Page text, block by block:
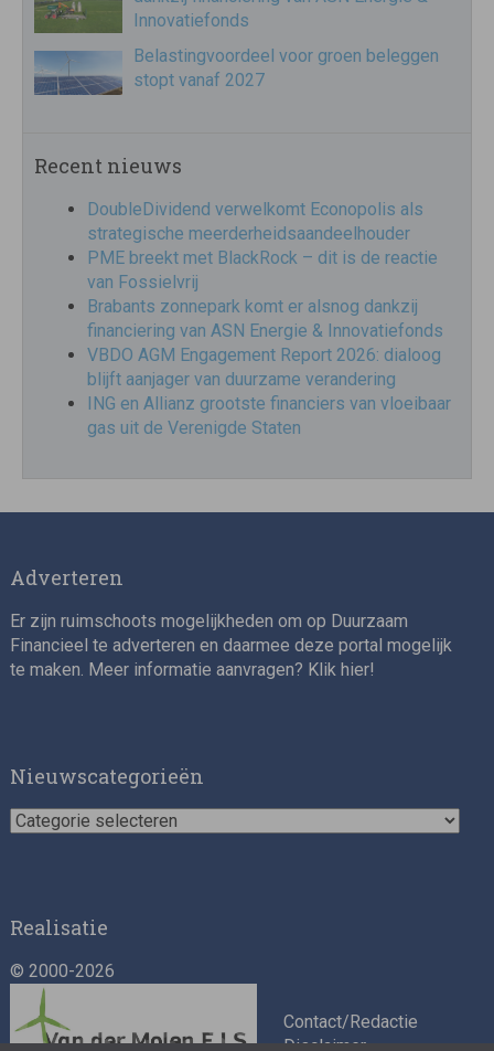
Innovatiefonds
Belastingvoordeel voor groen beleggen
stopt vanaf 2027
Recent nieuws
DoubleDividend verwelkomt Econopolis als
strategische meerderheidsaandeelhouder
PME breekt met BlackRock – dit is de reactie
van Fossielvrij
Brabants zonnepark komt er alsnog dankzij
financiering van ASN Energie & Innovatiefonds
VBDO AGM Engagement Report 2026: dialoog
blijft aanjager van duurzame verandering
ING en Allianz grootste financiers van vloeibaar
gas uit de Verenigde Staten
Adverteren
Er zijn ruimschoots mogelijkheden om op Duurzaam
Financieel te adverteren en daarmee deze portal mogelijk
te maken. Meer informatie aanvragen? Klik hier!
Nieuwscategorieën
Nieuwscategorieën
Realisatie
© 2000-2026
Contact/Redactie
Disclaimer